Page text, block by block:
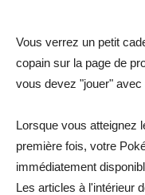
Vous verrez un petit
copain sur la page de
vous devez "jouer" avec
Lorsque vous atteignez
première fois, votre
immédiatement
Les articles à l'intérieur